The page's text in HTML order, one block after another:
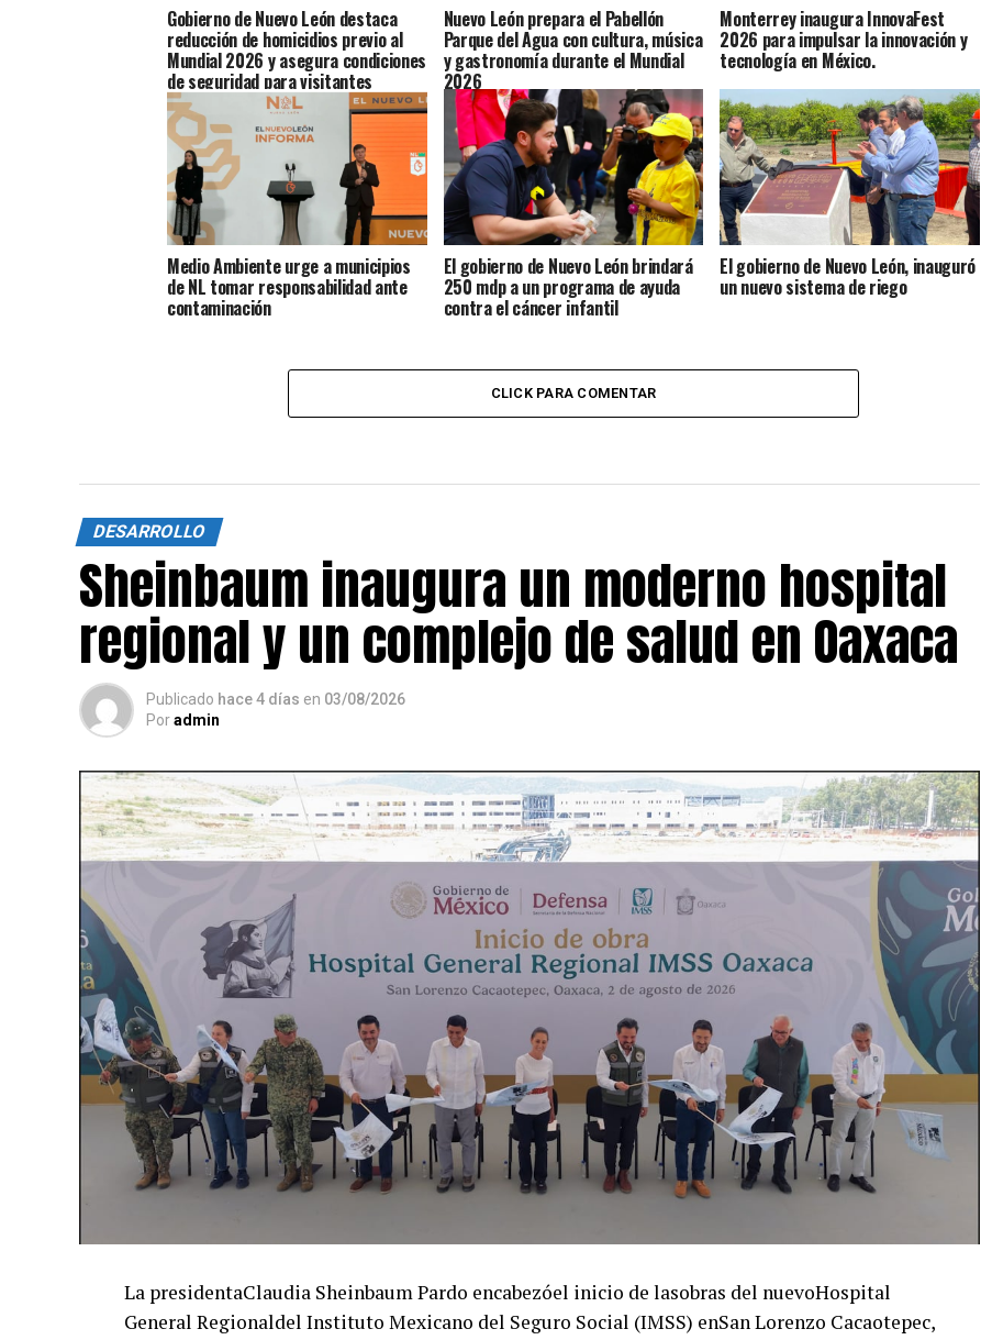
Gobierno de Nuevo León destaca
reducción de homicidios previo al
Mundial 2026 y asegura condiciones
de seguridad para visitantes
Nuevo León prepara el Pabellón
Parque del Agua con cultura, música
y gastronomía durante el Mundial
2026
Monterrey inaugura InnovaFest
2026 para impulsar la innovación y
tecnología en México.
Medio Ambiente urge a municipios
de NL tomar responsabilidad ante
contaminación
El gobierno de Nuevo León brindará
250 mdp a un programa de ayuda
contra el cáncer infantil
El gobierno de Nuevo León, inauguró
un nuevo sistema de riego
CLICK PARA COMENTAR
DESARROLLO
Sheinbaum inaugura un moderno hospital
regional y un complejo de salud en Oaxaca
Publicado hace 4 días en 03/08/2026
Poradmin
La presidentaClaudia Sheinbaum Pardo encabezóel inicio de lasobras del nuevoHospital
General Regionaldel Instituto Mexicano del Seguro Social (IMSS) enSan Lorenzo Cacaotepec,